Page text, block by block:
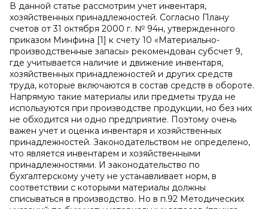
В данной статье рассмотрим учет инвентаря,
хозяйственных принадлежностей. Согласно Плану
счетов от 31 октября 2000 г. № 94н, утвержденного
приказом Минфина [1] к счету 10 «Материально-
производственные запасы» рекомендован субсчет 9,
где учитывается наличие и движение инвентаря,
хозяйственных принадлежностей и других средств
труда, которые включаются в состав средств в обороте.
Напрямую такие материалы или предметы труда не
используются при производстве продукции, но без них
не обходится ни одно предприятие. Поэтому очень
важен учет и оценка инвентаря и хозяйственных
принадлежностей. Законодательством не определено,
что является инвентарем и хозяйственными
принадлежностями. И законодательство по
бухгалтерскому учету не устанавливает норм, в
соответствии с которыми материалы должны
списываться в производство. Но в п.92 Методических